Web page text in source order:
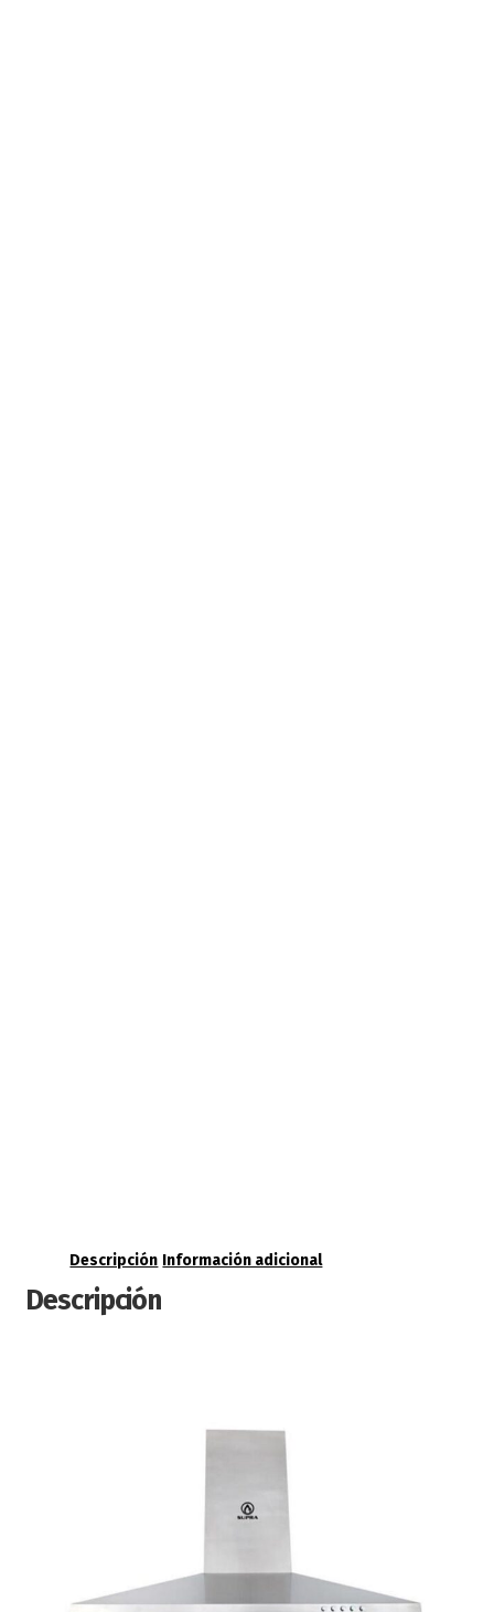
Descripción Información adicional
Descripción